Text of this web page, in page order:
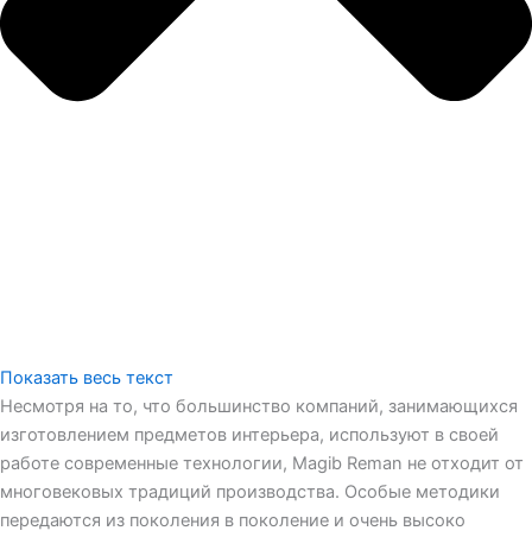
Показать весь текст
Несмотря на то, что большинство компаний, занимающихся
изготовлением предметов интерьера, используют в своей
работе современные технологии, Magib Reman не отходит от
многовековых традиций производства. Особые методики
передаются из поколения в поколение и очень высоко